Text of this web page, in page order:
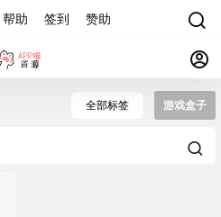
帮助 签到 赞助
全部标签 游戏盒子